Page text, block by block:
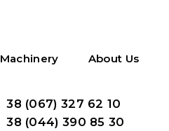
Machinery About Us
38 (067) 327 62 10
38 (044) 390 85 30